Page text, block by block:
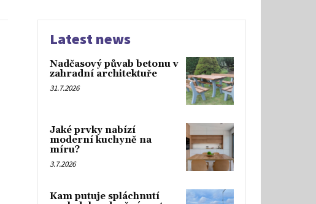
Latest news
Nadčasový půvab betonu v
zahradní architektuře
31.7.2026
Jaké prvky nabízí
moderní kuchyně na
míru?
3.7.2026
Kam putuje spláchnutí